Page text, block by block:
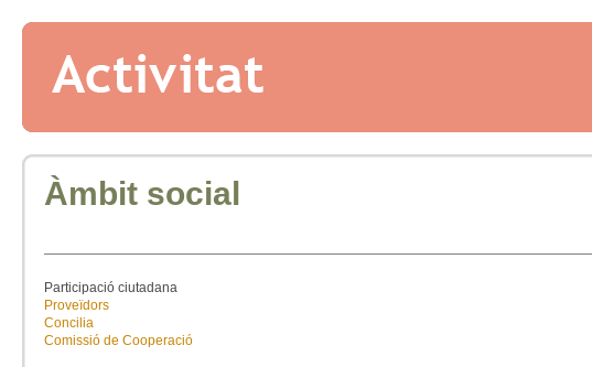
Àmbit social
Participació ciutadana
Proveïdors
Concilia
Comissió de Cooperació